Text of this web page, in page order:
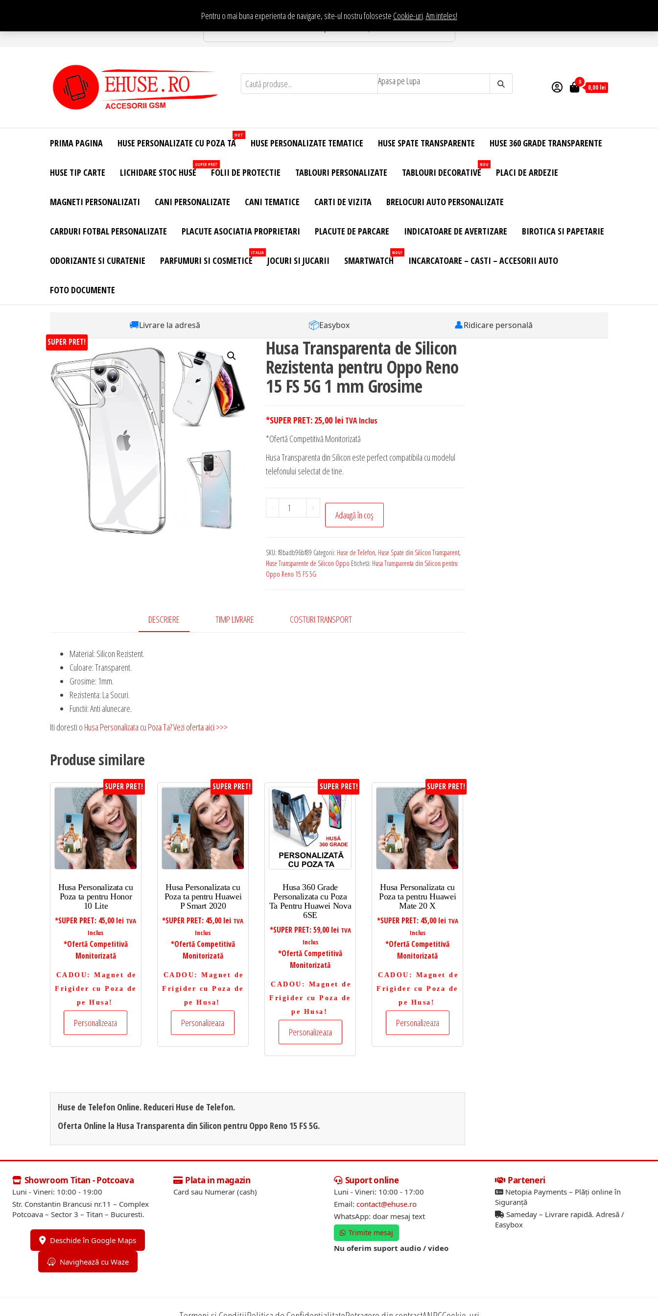
conținut
Pentru o mai buna experienta de navigare, site-ul nostru foloseste Cookie-uri.Am inteles!
Te asteptam in Showroom eHuse.ro
Site Oficial .
Huse
Personalizate
Huse
Personalizate
Telefon –
– Accesorii
Apasa pe Lupa 0
0,00 lei
PRIMA PAGINA HUSE PERSONALIZATE CU POZA TA
HOT
HUSE PERSONALIZATE TEMATICE HUSE SPATE TRANSPARENTE HUSE 360 GRADE TRANSPARENTE
HUSE TIP CARTE LICHIDARE STOC HUSE
SUPER PRET
FOLII DE PROTECTIE TABLOURI PERSONALIZATE TABLOURI DECORATIVE
NOU
PLACI DE ARDEZIE
MAGNETI PERSONALIZATI CANI PERSONALIZATE CANI TEMATICE CARTI DE VIZITA BRELOCURI AUTO PERSONALIZATE
CARDURI FOTBAL PERSONALIZATE PLACUTE ASOCIATIA PROPRIETARI PLACUTE DE PARCARE INDICATOARE DE AVERTIZARE BIROTICA SI PAPETARIE
ODORIZANTE SI CURATENIE PARFUMURI SI COSMETICE
ITALIA
JOCURI SI JUCARII SMARTWATCH
NOU!
INCARCATOARE – CASTI – ACCESORII AUTO
FOTO DOCUMENTE
🚚Livrare la adresă 📦Easybox 👤Ridicare personală
SUPER PRET! Husa Transparenta de Silicon
Rezistenta pentru Oppo Reno
15 FS 5G 1 mm Grosime
*SUPER PRET: 25,00 lei TVA Inclus
*Ofertă Competitivă Monitorizată
Husa Transparenta din Silicon este perfect compatibila cu modelul
telefonului selectat de tine.
-
Cantitate
Husa
Silicon
Rezistenta
Reno
+
Adaugă în coș
SKU: f8badb96bf89 Categorii: Huse de Telefon, Huse Spate din Silicon Transparent,
Huse Transparente de Silicon Oppo Etichetă: Husa Transparenta din Silicon pentru
Oppo Reno 15 FS 5G
DESCRIERE TIMP LIVRARE COSTURI TRANSPORT
Material: Silicon Rezistent.
Culoare: Transparent.
Grosime: 1mm.
Rezistenta: La Socuri.
Functii: Anti alunecare.
Iti doresti o Husa Personalizata cu Poza Ta? Vezi oferta aici >>>
Produse similare
SUPER PRET!
Husa Personalizata cu
Poza ta pentru Honor
10 Lite
*SUPER PRET: 45,00 lei TVA
Inclus
*Ofertă Competitivă
Monitorizată
CADOU : Magnet de
Frigider cu Poza de
pe Husa!
Personalizeaza
SUPER PRET!
Husa Personalizata cu
Poza ta pentru Huawei
P Smart 2020
*SUPER PRET: 45,00 lei TVA
Inclus
*Ofertă Competitivă
Monitorizată
CADOU : Magnet de
Frigider cu Poza de
pe Husa!
Personalizeaza
SUPER PRET!
Husa 360 Grade
Personalizata cu Poza
Ta Pentru Huawei Nova
6SE
*SUPER PRET: 59,00 lei TVA
Inclus
*Ofertă Competitivă
Monitorizată
CADOU : Magnet de
Frigider cu Poza de
pe Husa!
Personalizeaza
SUPER PRET!
Husa Personalizata cu
Poza ta pentru Huawei
Mate 20 X
*SUPER PRET: 45,00 lei TVA
Inclus
*Ofertă Competitivă
Monitorizată
CADOU : Magnet de
Frigider cu Poza de
pe Husa!
Personalizeaza
Huse de Telefon Online. Reduceri Huse de Telefon.
Oferta Online la Husa Transparenta din Silicon pentru Oppo Reno 15 FS 5G.
Showroom Titan - Potcoava
Luni - Vineri: 10:00 - 19:00
Str. Constantin Brancusi nr.11 – Complex
Potcoava – Sector 3 – Titan – Bucuresti.
Deschide în Google Maps
Navighează cu Waze
Plata in magazin
Card sau Numerar (cash)
Suport online
Luni - Vineri: 10:00 - 17:00
Email: contact@ehuse.ro
WhatsApp: doar mesaj text
Trimite mesaj
Nu oferim suport audio / video
Parteneri
Netopia Payments – Plăți online în
Siguranță
Sameday – Livrare rapidă. Adresă /
Easybox